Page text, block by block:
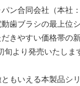
ン合同会社（本社
歯ブラシの最上位
きやすい価格帯の
旬より発売いたしま
もいえる本製品シ